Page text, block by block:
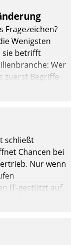
Fragezeichen?
Wenigsten
sie betrifft
Wer
zuerst Begriffe
erwarten: Allein
ist es nicht
Unternehmen
hinterfragen
schließt
Chancen bei
Nur wenn
IT-gestützt auf.